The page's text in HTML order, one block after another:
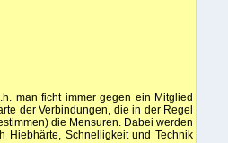
man ficht immer gegen ein Mitglied
der Verbindungen, die in der Regel
die Mensuren. Dabei werden
Hiebhärte, Schnelligkeit und Technik